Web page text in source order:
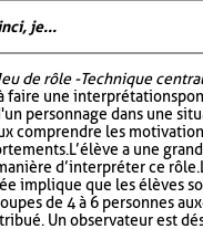
je...
de rôle - Technique
faire une interprétation
personnage dans une
comprendre les
L’élève a une
d’interpréter ce rôle.
implique que les élèves
de 4 à 6 personnes
Un observateur est